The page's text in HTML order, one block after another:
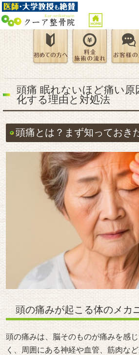
頭痛 眠れないほど痛い原
化する理由と対処法
頭痛とは？まず知っておき
頭の痛みが起こる体のメカ
頭の痛みは、脳そのものが痛みを感
く、周囲にある神経や血管、筋肉な